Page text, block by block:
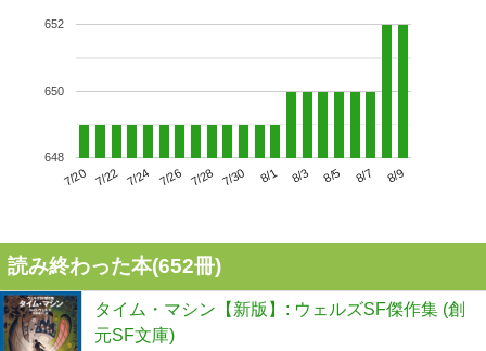
7/20 7/22 7/24 7/26 7/28 7/30 8/1 8/3 8/5 8/7 8/9
648
650
652
読み終わった本(652冊)
タイム・マシン【新版】: ウェルズSF傑作集 (創
元SF文庫)